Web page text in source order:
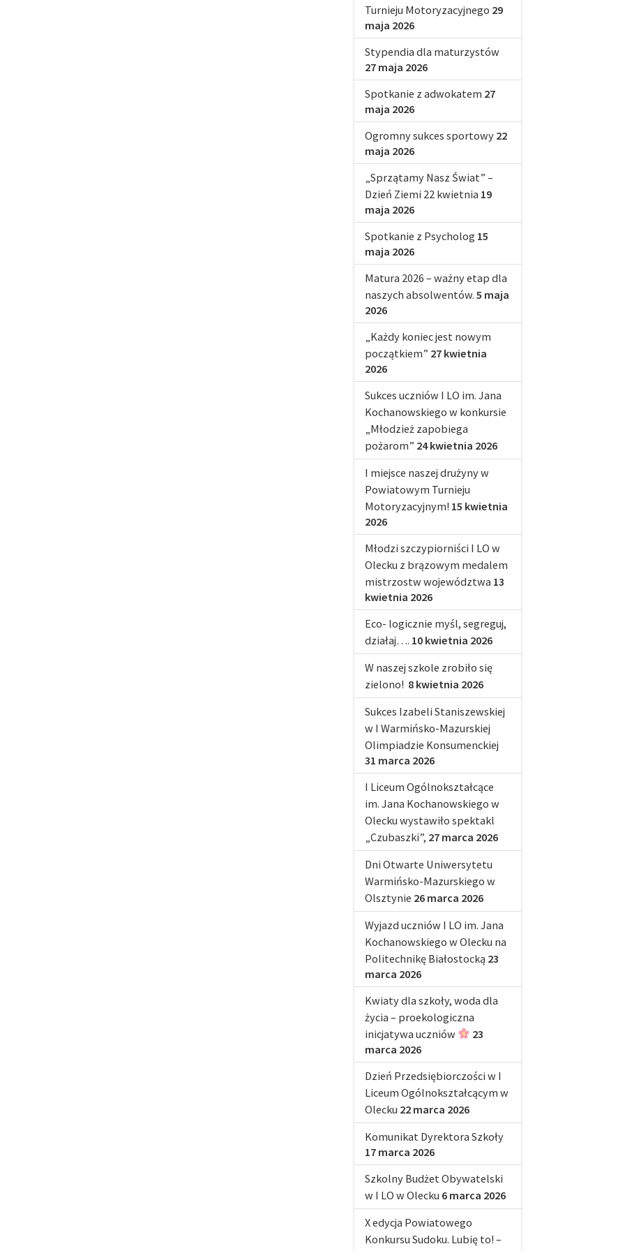
Turnieju Motoryzacyjnego 29
maja 2026
Stypendia dla maturzystów
27 maja 2026
Spotkanie z adwokatem 27
maja 2026
Ogromny sukces sportowy 22
maja 2026
„Sprzątamy Nasz Świat” –
Dzień Ziemi 22 kwietnia 19
maja 2026
Spotkanie z Psycholog 15
maja 2026
Matura 2026 – ważny etap dla
naszych absolwentów. 5 maja
2026
„Każdy koniec jest nowym
początkiem” 27 kwietnia
2026
Sukces uczniów I LO im. Jana
Kochanowskiego w konkursie
„Młodzież zapobiega
pożarom” 24 kwietnia 2026
I miejsce naszej drużyny w
Powiatowym Turnieju
Motoryzacyjnym! 15 kwietnia
2026
Młodzi szczypiorniści I LO w
Olecku z brązowym medalem
mistrzostw województwa 13
kwietnia 2026
Eco- logicznie myśl, segreguj,
działaj…. 10 kwietnia 2026
W naszej szkole zrobiło się
zielono! 8 kwietnia 2026
Sukces Izabeli Staniszewskiej
w I Warmińsko-Mazurskiej
Olimpiadzie Konsumenckiej
31 marca 2026
I Liceum Ogólnokształcące
im. Jana Kochanowskiego w
Olecku wystawiło spektakl
„Czubaszki”, 27 marca 2026
Dni Otwarte Uniwersytetu
Warmińsko-Mazurskiego w
Olsztynie 26 marca 2026
Wyjazd uczniów I LO im. Jana
Kochanowskiego w Olecku na
Politechnikę Białostocką 23
marca 2026
Kwiaty dla szkoły, woda dla
życia – proekologiczna
inicjatywa uczniów
23
marca 2026
Dzień Przedsiębiorczości w I
Liceum Ogólnokształcącym w
Olecku 22 marca 2026
Komunikat Dyrektora Szkoły
17 marca 2026
Szkolny Budżet Obywatelski
w I LO w Olecku 6 marca 2026
X edycja Powiatowego
Konkursu Sudoku. Lubię to! –